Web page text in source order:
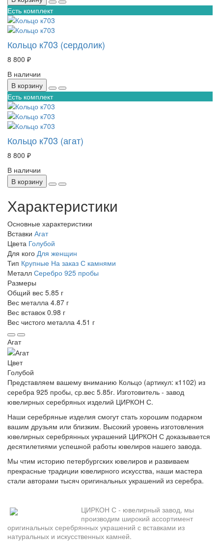
Есть комплект
Кольцо к703 (сердолик)
8 800 ₽
В наличии
В корзину
Есть комплект
Кольцо к703 (агат)
8 800 ₽
В наличии
В корзину
Характеристики
Основные характеристики
Вставки Агат
Цвета Голубой
Для кого Для женщин
Тип Крупные На заказ С камнями
Металл Серебро 925 пробы
Размеры
Общий вес 5.85 г
Вес металла 4.87 г
Вес вставок 0.98 г
Вес чистого металла 4.51 г
Агат
Цвет
Голубой
Представляем вашему вниманию Кольцо (артикул: к1102) из
серебра 925 пробы, ср.вес 5.85г. Изготовитель - завод
ювелирных серебряных изделий ЦИРКОН С.
Наши серебряные изделия смогут стать хорошим подарком
вашим друзьям или близким. Высокий уровень изготовления
ювелирных серебрянных украшений ЦИРКОН С доказывается
десятилетиями успешной работы ювелиров нашего завода.
Мы чтим историю петербургских ювелиров и развиваем
прекрасные традиции ювелирного искусства, наши мастера
стали авторами тысяч оригинальных украшений из серебра.
ЦИРКОН С - ювелирный завод, мы
производим широкий ассортимент
оригинальных серебрянных украшений с вставками из
натуральных и искусственных камней.